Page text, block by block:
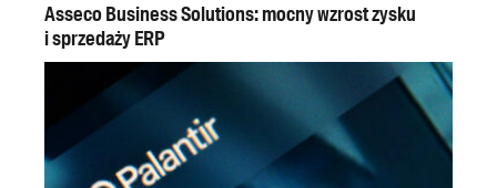
Asseco Business Solutions: mocny wzrost zysku
i sprzedaży ERP